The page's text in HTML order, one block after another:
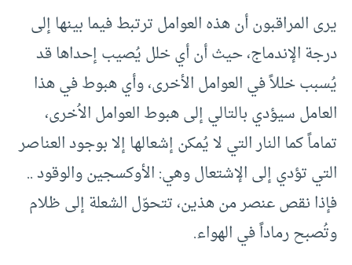
يرى المراقبون أن هذه العوامل ترتبط فيما بينها إلى
درجة الإندماج، حيث أن أي خلل يُصيب إحداها قد
يُسبب خللاً في العوامل الأخرى، وأي هبوط في هذا
العامل سيؤدي بالتالي إلى هبوط العوامل الاُخرى،
تماماً كما النار التي لا يُمكن إشعالها إلا بوجود العناصر
التي تؤدي إلى الإشتعال وهي: الأوكسجين والوقود ..
فإذا نقص عنصر من هذين، تتحوّل الشعلة إلى ظلام
وتُصبح رماداً في الهواء.